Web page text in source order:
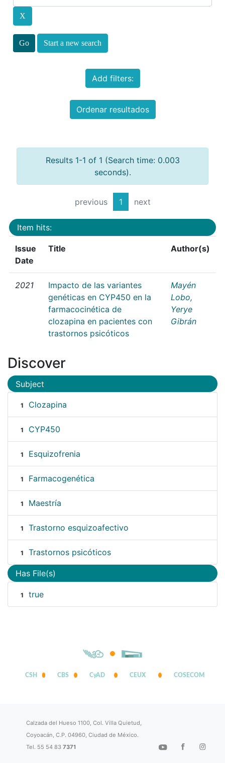
Start a new search
Add filters:
Ordenar resultados
Results 1-1 of 1 (Search time: 0.003
seconds).
previous 1 next
Item hits:
Issue
Date
Title Author(s)
2021
Impacto de las variantes
genéticas en CYP450 en la
farmacocinética de
clozapina en pacientes con
trastornos psicóticos
Mayén
Lobo,
Yerye
Gibrán
Discover
Subject
1 Clozapina
1 CYP450
1 Esquizofrenia
1 Farmacogenética
1 Maestría
1 Trastorno esquizoafectivo
1 Trastornos psicóticos
Has File(s)
1 true
CSH CBS CyAD CEUX COSECOM
Calzada del Hueso 1100, Col. Villa Quietud,
Coyoacán, C.P. 04960, Ciudad de México.
Tel. 55 54 837371